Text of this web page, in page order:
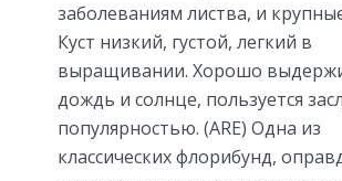
заболеваниям листва, и
Куст низкий, густой, легкий в
выращивании. Хорошо
дождь и солнце, пользуется
популярностью. (ARE) Одна из
классических флорибунд,